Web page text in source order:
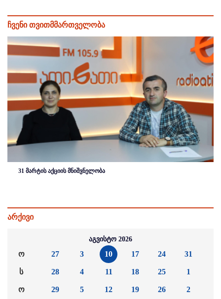
ჩვენი თვითმმართველობა
31 მარტის აქციის მნიშვნელობა
არქივი
აგვისტო 2026
ო
ს
ო
27
28
29
3
4
5
10
11
12
17
18
19
24
25
26
31
1
2